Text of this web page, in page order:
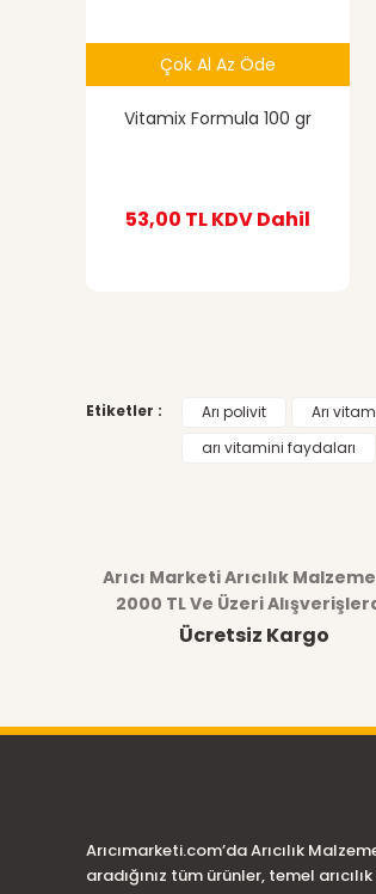
Çok Al Az Öde
Vitamix Formula 100 gr
53,00 TLKDV Dahil
Etiketler : Arı polivit Arı
arı vitamini faydaları
Arıcı Marketi Arıcılık
2000 TL Ve Üzeri
Ücretsiz Kargo
Arıcımarketi.com’da Arıcılık
aradığınız tüm ürünler, temel